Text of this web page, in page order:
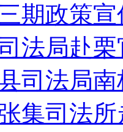
期政策
法局赴
司法局
集司法